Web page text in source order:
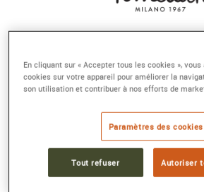
COLLIER LASSO NUDO
Or rose, quartz
Collection :NUDO
16 500
En cliquant sur « Accepter tous les cookies »,
cookies sur votre appareil pour améliorer la
son utilisation et contribuer à nos efforts de
Paramètres des cookies
Tout refuser Autoriser